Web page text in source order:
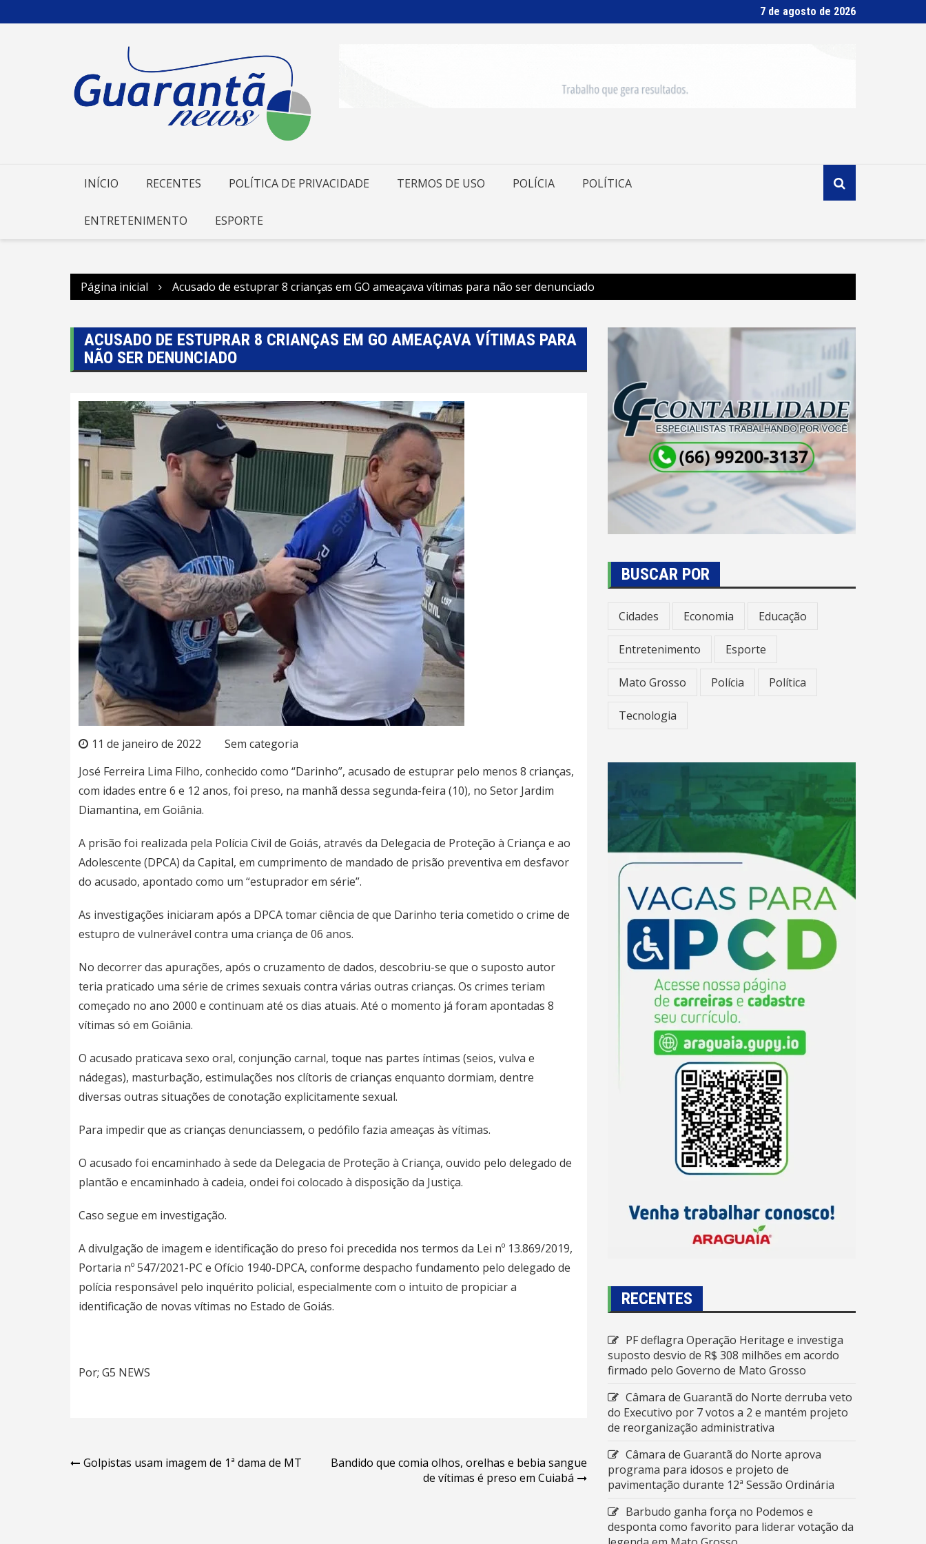
para
7 de agosto de 2026
INÍCIO RECENTES POLÍTICA DE PRIVACIDADE TERMOS DE USO POLÍCIA POLÍTICA
ENTRETENIMENTO ESPORTE
Página inicial Acusado de estuprar 8 crianças em GO ameaçava vítimas para não ser denunciado
ACUSADO DE ESTUPRAR 8 CRIANÇAS EM GO AMEAÇAVA VÍTIMAS PARA
NÃO SER DENUNCIADO
11 de janeiro de 2022
Sem categoria
José Ferreira Lima Filho, conhecido como “Darinho”, acusado de estuprar pelo menos 8 crianças,
com idades entre 6 e 12 anos, foi preso, na manhã dessa segunda-feira (10), no Setor Jardim
Diamantina, em Goiânia.
A prisão foi realizada pela Polícia Civil de Goiás, através da Delegacia de Proteção à Criança e ao
Adolescente (DPCA) da Capital, em cumprimento de mandado de prisão preventiva em desfavor
do acusado, apontado como um “estuprador em série”.
As investigações iniciaram após a DPCA tomar ciência de que Darinho teria cometido o crime de
estupro de vulnerável contra uma criança de 06 anos.
No decorrer das apurações, após o cruzamento de dados, descobriu-se que o suposto autor
teria praticado uma série de crimes sexuais contra várias outras crianças. Os crimes teriam
começado no ano 2000 e continuam até os dias atuais. Até o momento já foram apontadas 8
vítimas só em Goiânia.
O acusado praticava sexo oral, conjunção carnal, toque nas partes íntimas (seios, vulva e
nádegas), masturbação, estimulações nos clítoris de crianças enquanto dormiam, dentre
diversas outras situações de conotação explicitamente sexual.
Para impedir que as crianças denunciassem, o pedófilo fazia ameaças às vítimas.
O acusado foi encaminhado à sede da Delegacia de Proteção à Criança, ouvido pelo delegado de
plantão e encaminhado à cadeia, ondei foi colocado à disposição da Justiça.
Caso segue em investigação.
A divulgação de imagem e identificação do preso foi precedida nos termos da Lei nº 13.869/2019,
Portaria nº 547/2021-PC e Ofício 1940-DPCA, conforme despacho fundamento pelo delegado de
polícia responsável pelo inquérito policial, especialmente com o intuito de propiciar a
identificação de novas vítimas no Estado de Goiás.
Por; G5 NEWS
Navegação
Golpistas usam imagem de 1ª dama de MT
Bandido que comia olhos, orelhas e bebia sangue
de vítimas é preso em Cuiabá
BUSCAR POR
Cidades Economia Educação
Entretenimento Esporte
Mato Grosso Polícia Política
Tecnologia
RECENTES
PF deflagra Operação Heritage e investiga
suposto desvio de R$ 308 milhões em acordo
firmado pelo Governo de Mato Grosso
Câmara de Guarantã do Norte derruba veto
do Executivo por 7 votos a 2 e mantém projeto
de reorganização administrativa
Câmara de Guarantã do Norte aprova
programa para idosos e projeto de
pavimentação durante 12ª Sessão Ordinária
Barbudo ganha força no Podemos e
desponta como favorito para liderar votação da